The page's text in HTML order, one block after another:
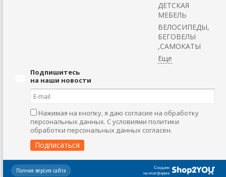
ДЕТСКАЯ
МЕБЕЛЬ
ВЕЛОСИПЕДЫ,
БЕГОВЕЛЫ
,САМОКАТЫ
Подпишитесь
на наши новости
Нажимая на кнопку, я даю согласие на обработку
персональных данных. С условиями политики
обработки персональных данных согласен.
Создано
на платформе
Полная версия сайта